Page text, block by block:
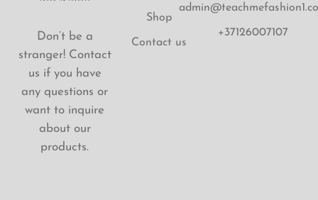
Don’t be a
stranger! Contact
us if you have
any questions or
want to inquire
about our
products.
Shop
Contact us
+37126007107